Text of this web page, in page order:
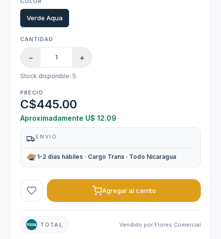
TOTAL Vendido por Flores Comercial
PRECIO
C$445.00
Aproximadamente U$ 12.09
ENVIO
1-2 días hábiles · Cargo Trans · Todo Nicaragua
Verde Aqua
CANTIDAD
− +
Stock disponible: 5.
Agregar al carrito